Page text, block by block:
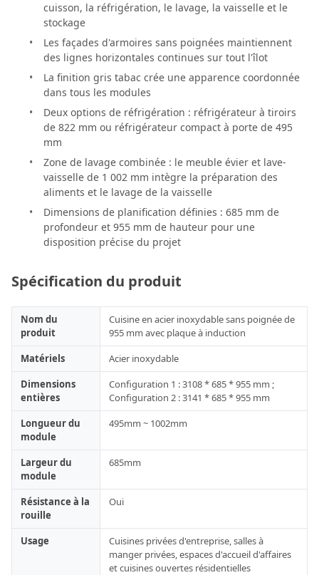
cuisson, la réfrigération, le lavage, la vaisselle et le
stockage
Les façades d'armoires sans poignées maintiennent
des lignes horizontales continues sur tout l'îlot
La finition gris tabac crée une apparence coordonnée
dans tous les modules
Deux options de réfrigération : réfrigérateur à tiroirs
de 822 mm ou réfrigérateur compact à porte de 495
mm
Zone de lavage combinée : le meuble évier et lave-
vaisselle de 1 002 mm intègre la préparation des
aliments et le lavage de la vaisselle
Dimensions de planification définies : 685 mm de
profondeur et 955 mm de hauteur pour une
disposition précise du projet
Spécification du produit
Nom du
produit
Cuisine en acier inoxydable sans poignée de
955 mm avec plaque à induction
Matériels
Acier inoxydable
Dimensions
entières
Configuration 1 : 3108 * 685 * 955 mm ;
Configuration 2 : 3141 * 685 * 955 mm
Longueur du
module
495mm ~ 1002mm
Largeur du
module
685mm
Résistance à la
rouille
Oui
Usage
Cuisines privées d'entreprise, salles à
manger privées, espaces d'accueil d'affaires
et cuisines ouvertes résidentielles